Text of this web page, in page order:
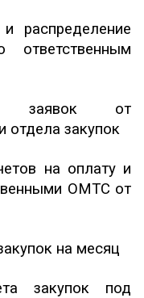
распределение
ответственным
заявок от
отдела закупок
на оплату и
ОМТС от
на месяц
закупок под